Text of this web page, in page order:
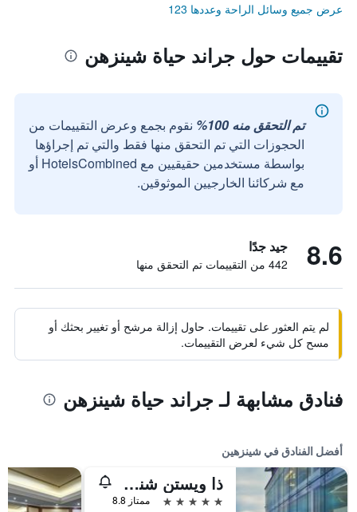
عرض جميع وسائل الراحة وعددها 123
تقييمات حول جراند حياة شينزهن
تم التحقق منه 100%
نقوم بجمع وعرض التقييمات من
الحجوزات التي تم التحقق منها فقط والتي تم إجراؤها
بواسطة مستخدمين حقيقيين مع HotelsCombined أو
مع شركائنا الخارجيين الموثوقين.
8.6 جيد جدًا
442 من التقييمات تم التحقق منها
لم يتم العثور على تقييمات. حاول إزالة مرشح أو تغيير بحثك أو
مسح كل شيء لعرض التقييمات.
فنادق مشابهة لـ جراند حياة شينزهن
أفضل الفنادق في شينزهين
ذا ويستن شنزهن نانشان
5 نجوم
ممتاز 8.8